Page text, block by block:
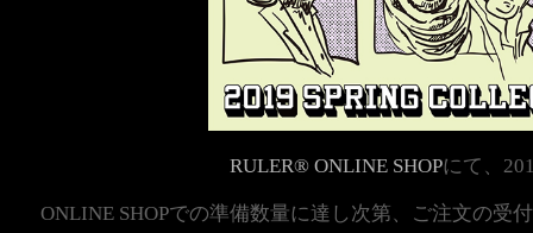
RULER® ONLINE SHOPにて、
ONLINE SHOPでの準備数量に達し次第、ご注文の受